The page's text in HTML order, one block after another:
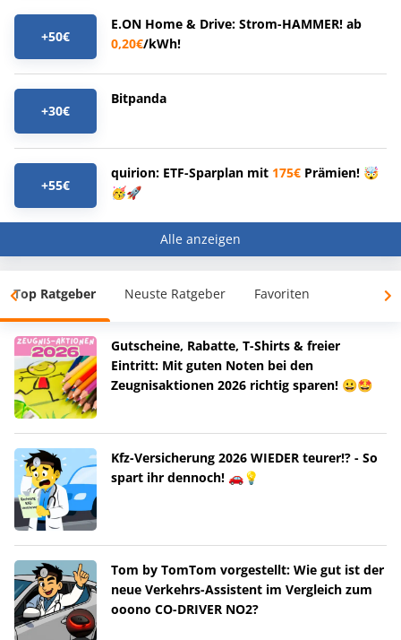
+50€
E.ON Home & Drive: Strom-HAMMER! ab
0,20€/kWh!
+30€
Bitpanda
+55€
quirion: ETF-Sparplan mit 175€ Prämien! 🤯
🥳🚀
Alle anzeigen
Top Ratgeber Neuste Ratgeber Favoriten
Gutscheine, Rabatte, T-Shirts & freier
Eintritt: Mit guten Noten bei den
Zeugnisaktionen 2026 richtig sparen! 😀🤩
Kfz-Versicherung 2026 WIEDER teurer!? - So
spart ihr dennoch! 🚗💡
Tom by TomTom vorgestellt: Wie gut ist der
neue Verkehrs-Assistent im Vergleich zum
ooono CO-DRIVER NO2?